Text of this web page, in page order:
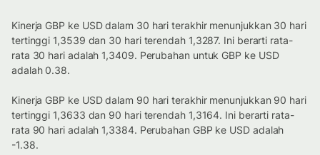
Kinerja GBP ke USD dalam 30 hari terakhir menunjukkan 30 hari
tertinggi 1,3539 dan 30 hari terendah 1,3287. Ini berarti rata-
rata 30 hari adalah 1,3409. Perubahan untuk GBP ke USD
adalah 0.38.
Kinerja GBP ke USD dalam 90 hari terakhir menunjukkan 90 hari
tertinggi 1,3633 dan 90 hari terendah 1,3164. Ini berarti rata-
rata 90 hari adalah 1,3384. Perubahan GBP ke USD adalah
-1.38.